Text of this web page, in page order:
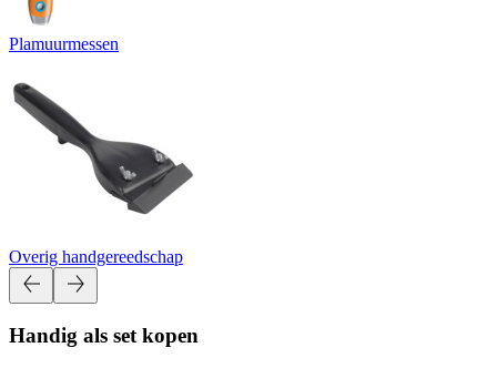
Plamuurmessen
Overig handgereedschap
Handig als set kopen